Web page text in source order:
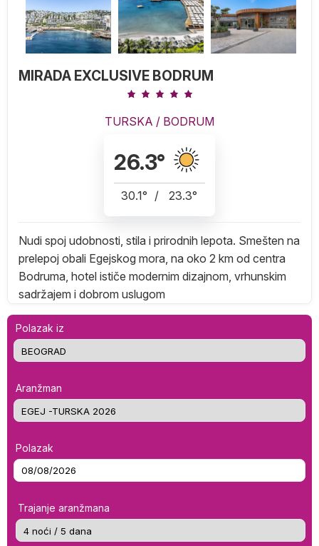
MIRADA EXCLUSIVE BODRUM
TURSKA / BODRUM
26.3°
30.1° / 23.3°
Nudi spoj udobnosti, stila i prirodnih lepota. Smešten na
prelepoj obali Egejskog mora, na oko 2 km od centra
Bodruma, hotel ističe modernim dizajnom, vrhunskim
sadržajem i dobrom uslugom
Polazak iz
Aranžman
Polazak
Trajanje aranžmana